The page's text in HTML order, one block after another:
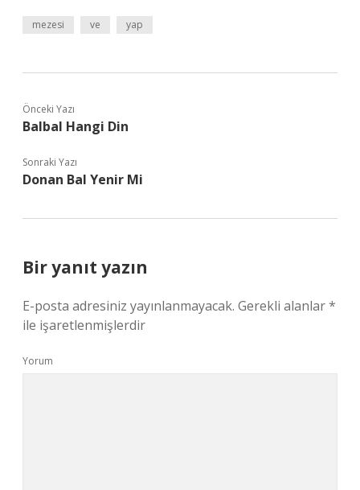
mezesi ve yap
Önceki Yazı
Balbal Hangi Din
Sonraki Yazı
Donan Bal Yenir Mi
Bir yanıt yazın
E-posta adresiniz yayınlanmayacak. Gerekli alanlar*
ile işaretlenmişlerdir
Yorum